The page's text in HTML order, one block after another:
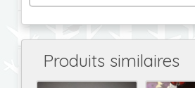
Produits similaires